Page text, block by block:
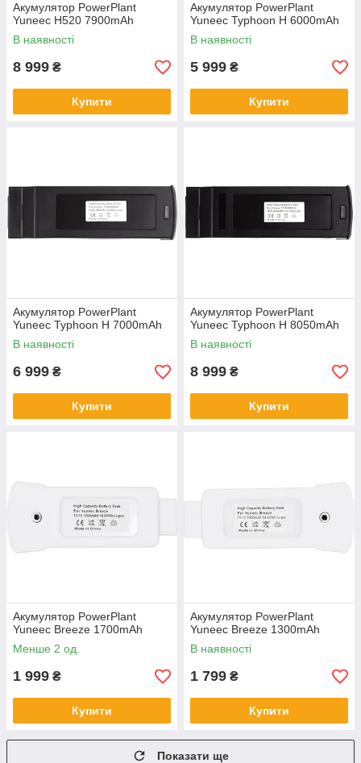
Акумулятор PowerPlant
Yuneec H520 7900mAh
В наявності
8 999 ₴
Купити
Акумулятор PowerPlant
Yuneec Typhoon H 6000mAh
В наявності
5 999 ₴
Купити
Акумулятор PowerPlant
Yuneec Typhoon H 7000mAh
В наявності
6 999 ₴
Купити
Акумулятор PowerPlant
Yuneec Typhoon H 8050mAh
В наявності
8 999 ₴
Купити
Акумулятор PowerPlant
Yuneec Breeze 1700mAh
Менше 2 од.
1 999 ₴
Купити
Акумулятор PowerPlant
Yuneec Breeze 1300mAh
В наявності
1 799 ₴
Купити
Показати ще